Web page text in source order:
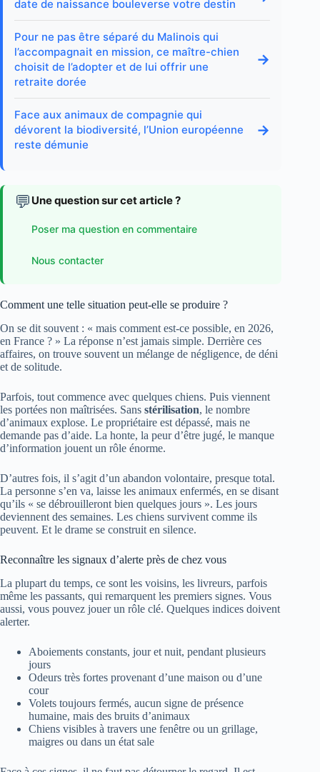
date de naissance bouleverse votre destin
Pour ne pas être séparé du Malinois qui
l’accompagnait en mission, ce maître-chien
choisit de l’adopter et de lui offrir une
retraite dorée
→
Face aux animaux de compagnie qui
dévorent la biodiversité, l’Union européenne
reste démunie
→
💬 Une question sur cet article ?
Poser ma question en commentaire
Nous contacter
Comment une telle situation peut-elle se produire ?
On se dit souvent : « mais comment est-ce possible, en 2026,
en France ? » La réponse n’est jamais simple. Derrière ces
affaires, on trouve souvent un mélange de négligence, de déni
et de solitude.
Parfois, tout commence avec quelques chiens. Puis viennent
les portées non maîtrisées. Sans stérilisation, le nombre
d’animaux explose. Le propriétaire est dépassé, mais ne
demande pas d’aide. La honte, la peur d’être jugé, le manque
d’information jouent un rôle énorme.
D’autres fois, il s’agit d’un abandon volontaire, presque total.
La personne s’en va, laisse les animaux enfermés, en se disant
qu’ils « se débrouilleront bien quelques jours ». Les jours
deviennent des semaines. Les chiens survivent comme ils
peuvent. Et le drame se construit en silence.
Reconnaître les signaux d’alerte près de chez vous
La plupart du temps, ce sont les voisins, les livreurs, parfois
même les passants, qui remarquent les premiers signes. Vous
aussi, vous pouvez jouer un rôle clé. Quelques indices doivent
alerter.
Aboiements constants, jour et nuit, pendant plusieurs
jours
Odeurs très fortes provenant d’une maison ou d’une
cour
Volets toujours fermés, aucun signe de présence
humaine, mais des bruits d’animaux
Chiens visibles à travers une fenêtre ou un grillage,
maigres ou dans un état sale